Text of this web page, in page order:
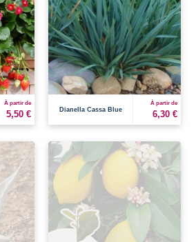
À partir de
5,50 € Dianella Cassa Blue
À partir de
6,30 €